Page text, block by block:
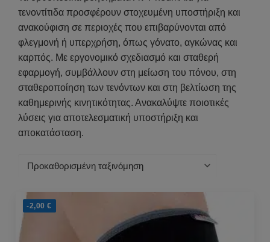
τενοντίτιδα προσφέρουν στοχευμένη υποστήριξη και
ανακούφιση σε περιοχές που επιβαρύνονται από
φλεγμονή ή υπερχρήση, όπως γόνατο, αγκώνας και
καρπός. Με εργονομικό σχεδιασμό και σταθερή
εφαρμογή, συμβάλλουν στη μείωση του πόνου, στη
σταθεροποίηση των τενόντων και στη βελτίωση της
καθημερινής κινητικότητας. Ανακαλύψτε ποιοτικές
λύσεις για αποτελεσματική υποστήριξη και
αποκατάσταση.
-2,00€